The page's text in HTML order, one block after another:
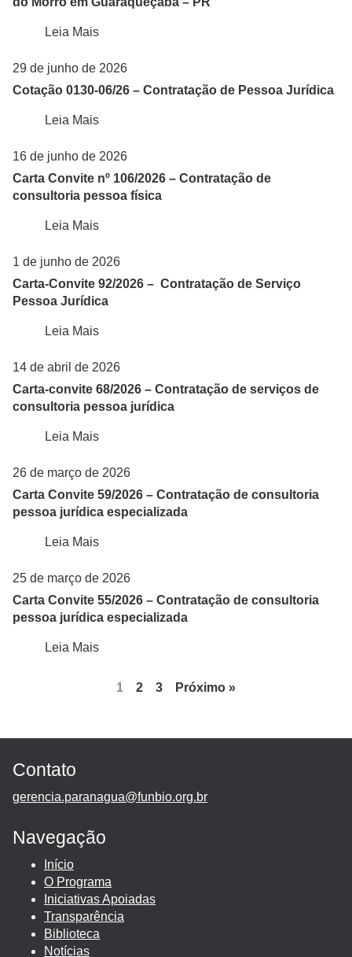
Leia Mais
29 de junho de 2026
Cotação 0130-06/26 – Contratação de Pessoa Jurídica
Leia Mais
16 de junho de 2026
Carta Convite nº 106/2026 – Contratação de
consultoria pessoa física
Leia Mais
1 de junho de 2026
Carta-Convite 92/2026 – Contratação de Serviço
Pessoa Jurídica
Leia Mais
14 de abril de 2026
Carta-convite 68/2026 – Contratação de serviços de
consultoria pessoa jurídica
Leia Mais
26 de março de 2026
Carta Convite 59/2026 – Contratação de consultoria
pessoa jurídica especializada
Leia Mais
25 de março de 2026
Carta Convite 55/2026 – Contratação de consultoria
pessoa jurídica especializada
Leia Mais
1 2 3 Próximo »
Contato
gerencia.paranagua@funbio.org.br
Navegação
Início
O Programa
Iniciativas Apoiadas
Transparência
Biblioteca
Notícias